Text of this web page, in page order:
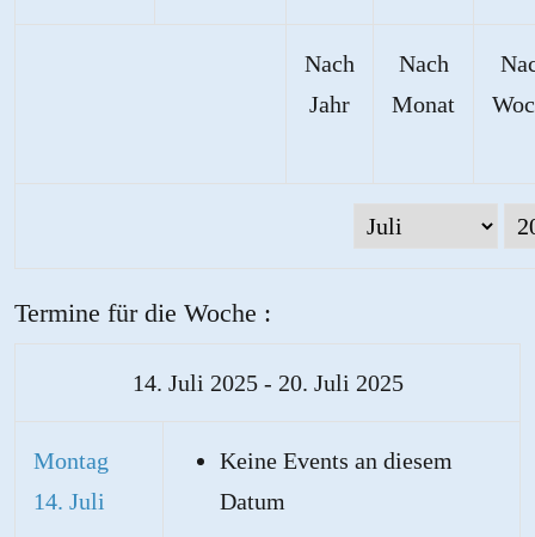
Nach
Jahr
Nach
Monat
Termine für die Woche :
14. Juli 2025 - 20. Juli 2025
Montag
14. Juli
Keine Events an diesem
Datum